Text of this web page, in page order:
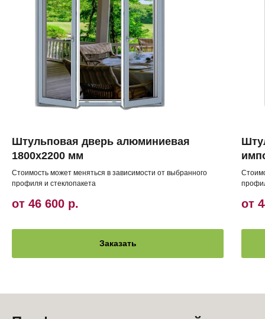
Штульповая дверь алюминиевая
1800х2200 мм
Стоимость может меняться в зависимости от выбранного
профиля и стеклопакета
от 46 600 р.
Заказать
от